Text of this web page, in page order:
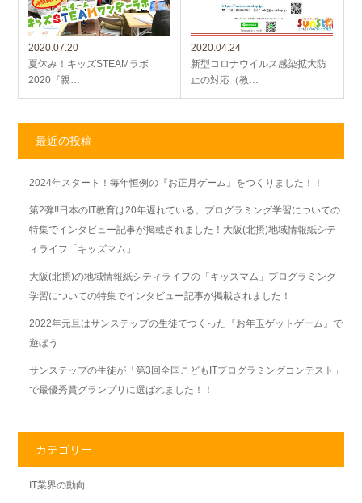
2020.07.20
夏休み！キッズSTEAMラボ
2020『親…
2020.04.24
新型コロナウイルス感染拡大防
止の対応（教…
最近の投稿
2024年スタート！毎年恒例の『お正月ゲーム』をつくりました！！
第2弾!!日本のIT教育は20年遅れている。プログラミング学習についての
特集でインタビュー記事が掲載されました！大阪(北摂)地域情報紙シテ
ィライフ「キッズマム」
大阪(北摂)の地域情報紙シティライフの「キッズマム」プログラミング
学習についての特集でインタビュー記事が掲載されました！
2022年元旦はサンステップの生徒でつくった『お年玉ゲットゲーム』で
遊ぼう
サンステップの生徒が「第3回全国こどもITプログラミングコンテスト」
で最優秀賞グランプリに選ばれました！！
カテゴリー
IT業界の動向